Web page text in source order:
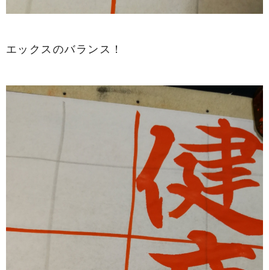
エックスのバランス！